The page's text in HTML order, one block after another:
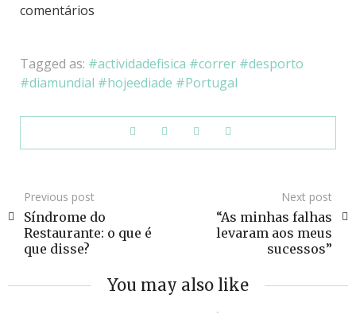
comentários
Tagged as: actividadefisica correr
desporto
diamundial
hojeediade Portugal
Previous post
Síndrome do
Restaurante: o que é
que disse?
Next post
“As minhas falhas
levaram aos meus
sucessos”
You may also like